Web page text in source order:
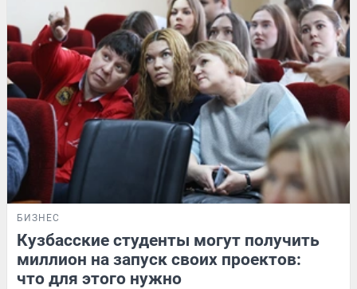
БИЗНЕС
Кузбасские студенты могут получить
миллион на запуск своих проектов:
что для этого нужно